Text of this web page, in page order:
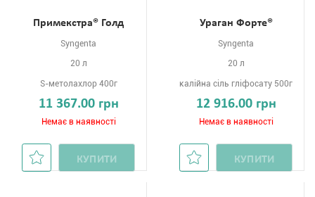
Примекстра® Голд
Syngenta
20 л
S-метолахлор 400г
11 367.00 грн
Немає в наявності
КУПИТИ
Ураган Форте®
Syngenta
20 л
калійна сіль гліфосату 500г
12 916.00 грн
Немає в наявності
КУПИТИ